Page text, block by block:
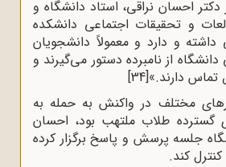
دکتر احسان نراقی، استاد دانشگاه و
و تحقیقات اجتماعی دانشکده
و دارد و معمولاً دانشجویان
از نامبرده دستور می‌گیرند و
دارند.»[34]
مختلف در واکنش به حمله به
گسترده طلاب ملتهب بود، احسان
جلسه پرسش و پاسخ برگزار کرده
کند.